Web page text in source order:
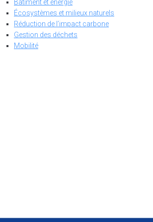
Bâtiment et énergie
Écosystèmes et milieux naturels
Réduction de l’impact carbone
Gestion des déchets
Mobilité